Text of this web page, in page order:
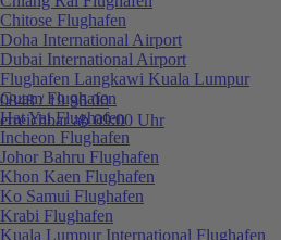
0848 / 19 96 00
erreichbar ab 09:00 Uhr
Chitose Flughafen
Doha International Airport
Dubai International Airport
Flughafen Langkawi Kuala Lumpur
Guam Flughafen
Hat Yai Flughafen
Incheon Flughafen
Johor Bahru Flughafen
Khon Kaen Flughafen
Ko Samui Flughafen
Krabi Flughafen
Kuala Lumpur International Flughafen